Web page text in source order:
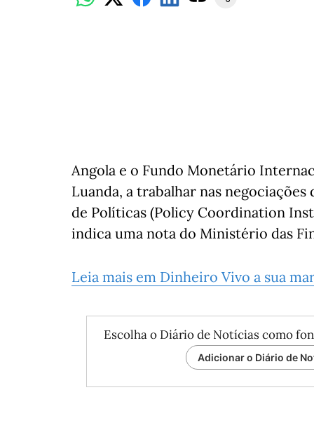
Angola e o Fundo Monetário
Luanda, a trabalhar nas
de Políticas (Policy Coordination
indica uma nota do Ministério das
Leia mais em Dinheiro Vivo a sua
Escolha o Diário de Notícias como
Adicionar o Diário de